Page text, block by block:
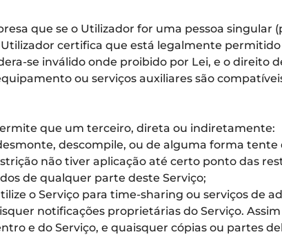
que se o Utilizador for uma pessoa
certifica que está legalmente
se inválido onde proibido por Lei, e o direito
ou serviços auxiliares são
que um terceiro, direta ou indiretamente:
descompile, ou de alguma forma
não tiver aplicação até certo ponto das
de qualquer parte deste Serviço;
o Serviço para time-sharing ou serviços de
notificações proprietárias do Serviço.
e do Serviço, e quaisquer cópias ou partes